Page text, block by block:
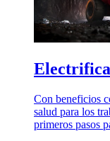
Con beneficios
salud para los
primeros pasos